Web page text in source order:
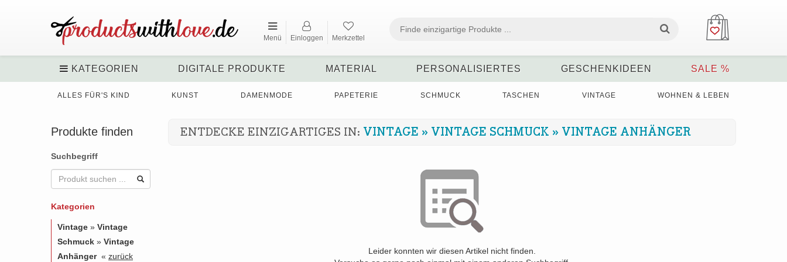
Menü Einloggen Merkzettel
KATEGORIEN DIGITALE PRODUKTE MATERIAL PERSONALISIERTES GESCHENKIDEEN SALE %
ALLES FÜR'S KIND KUNST DAMENMODE PAPETERIE SCHMUCK TASCHEN VINTAGE WOHNEN & LEBEN
Produkte finden
Suchbegriff
Kategorien
Vintage » Vintage
Schmuck » Vintage
Anhänger« zurück
ENTDECKE EINZIGARTIGES IN: VINTAGE » VINTAGE SCHMUCK » VINTAGE ANHÄNGER
Leider konnten wir diesen Artikel nicht finden.